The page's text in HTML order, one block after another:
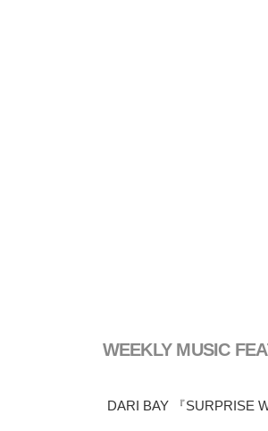
WEEKLY MUSIC
DARI BAY 『SURPRISE